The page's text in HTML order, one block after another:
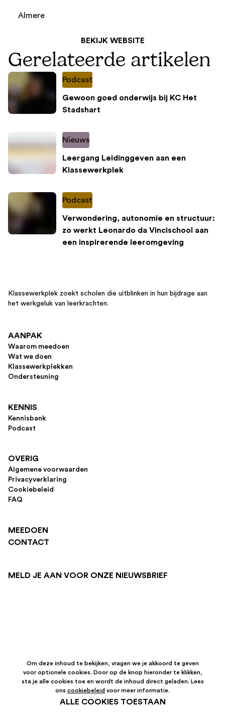
Almere
BEKIJK WEBSITE
Gerelateerde artikelen
Podcast
Gewoon goed onderwijs bij KC Het
Stadshart
Nieuws
Leergang Leidinggeven aan een
Klassewerkplek
Podcast
Verwondering, autonomie en structuur:
zo werkt Leonardo da Vincischool aan
een inspirerende leeromgeving
Klassewerkplek zoekt scholen die uitblinken in hun bijdrage aan
het werkgeluk van leerkrachten.
AANPAK
Waarom meedoen
Wat we doen
Klassewerkplekken
Ondersteuning
KENNIS
Kennisbank
Podcast
OVERIG
Algemene voorwaarden
Privacyverklaring
Cookiebeleid
FAQ
MEEDOEN
CONTACT
MELD JE AAN VOOR ONZE NIEUWSBRIEF
Om deze inhoud te bekijken, vragen we je akkoord te geven
voor optionele cookies. Door op de knop hieronder te klikken,
sta je alle cookies toe en wordt de inhoud direct geladen. Lees
ons cookiebeleid voor meer informatie.
ALLE COOKIES TOESTAAN